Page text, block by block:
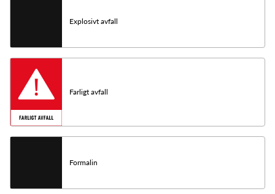
Explosivt avfall
Farligt avfall
Formalin